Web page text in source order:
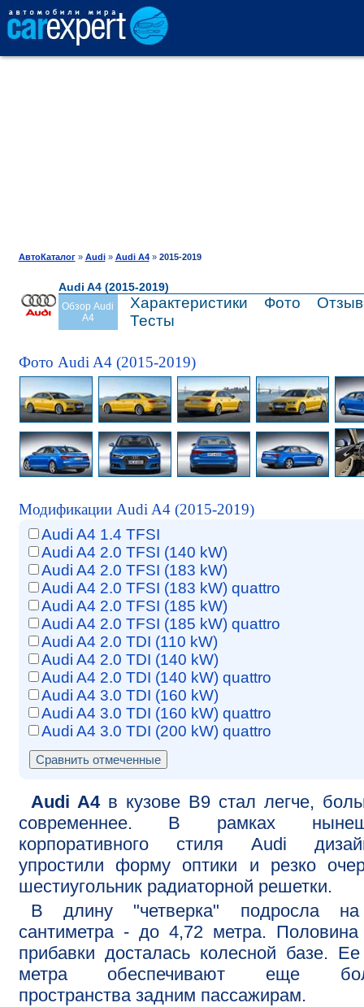
ПРОДАЖА
АвтоКаталог» Audi» Audi A4» 2015-2019
Audi A4 (2015-2019)
Обзор Audi
A4
Характеристики Фото
Тесты
Фото Audi A4 (2015-2019)
Модификации Audi A4 (2015-2019)
Audi A4 1.4 TFSI
Audi A4 2.0 TFSI (140 kW)
Audi A4 2.0 TFSI (183 kW)
Audi A4 2.0 TFSI (183 kW) quattro
Audi A4 2.0 TFSI (185 kW)
Audi A4 2.0 TFSI (185 kW) quattro
Audi A4 2.0 TDI (110 kW)
Audi A4 2.0 TDI (140 kW)
Audi A4 2.0 TDI (140 kW) quattro
Audi A4 3.0 TDI (160 kW)
Audi A4 3.0 TDI (160 kW) quattro
Audi A4 3.0 TDI (200 kW) quattro
Audi A4в кузове В9 стал легче,
современнее. В рамках
корпоративного стиля Audi
упростили форму оптики и резко
шестиугольник радиаторной решетки.
В длину "четверка" подросла
сантиметра - до 4,72 метра. Половина
прибавки досталась колесной базе.
метра обеспечивают еще
пространства задним пассажирам.